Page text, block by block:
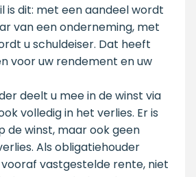
is dit: met een aandeel wordt
van een onderneming, met
u schuldeiser. Dat heeft
voor uw rendement en uw
deelt u mee in de winst via
volledig in het verlies. Er is
de winst, maar ook geen
Als obligatiehouder
vastgestelde rente, niet